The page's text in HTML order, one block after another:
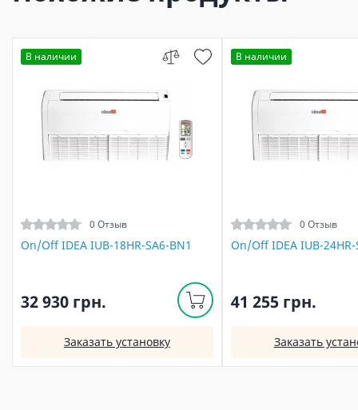
В наличии
0 Отзыв
On/Off IDEA IUB-18HR-SA6-BN1
32 930 грн.
Заказать установку
В наличии
0 Отзыв
On/Off IDEA IUB-24HR-
41 255 грн.
Заказать